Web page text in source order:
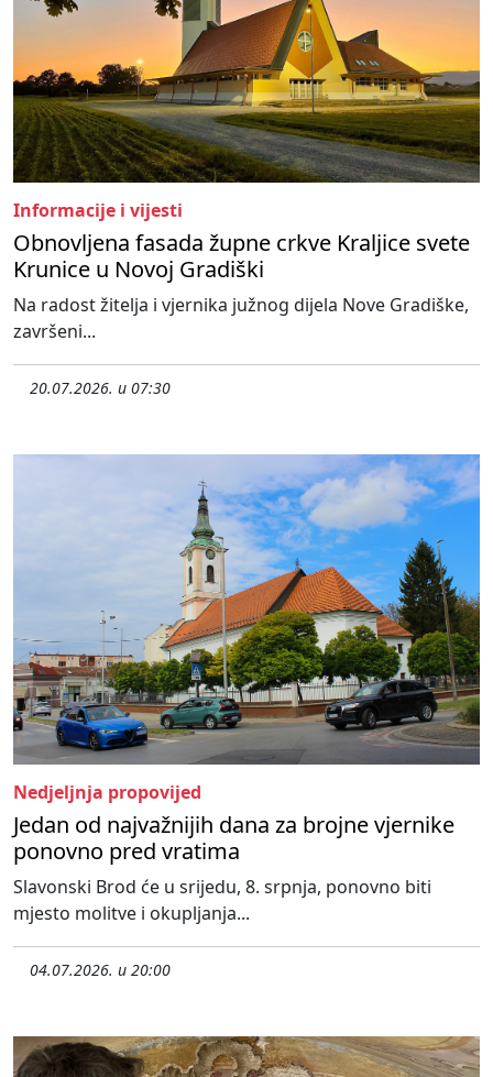
Informacije i vijesti
Obnovljena fasada župne crkve Kraljice svete
Krunice u Novoj Gradiški
Na radost žitelja i vjernika južnog dijela Nove Gradiške,
završeni...
20.07.2026. u 07:30
Nedjeljnja propovijed
Jedan od najvažnijih dana za brojne vjernike
ponovno pred vratima
Slavonski Brod će u srijedu, 8. srpnja, ponovno biti
mjesto molitve i okupljanja...
04.07.2026. u 20:00